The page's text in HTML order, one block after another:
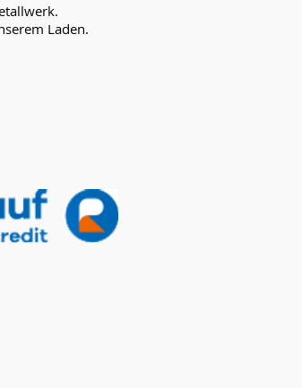
Laden.